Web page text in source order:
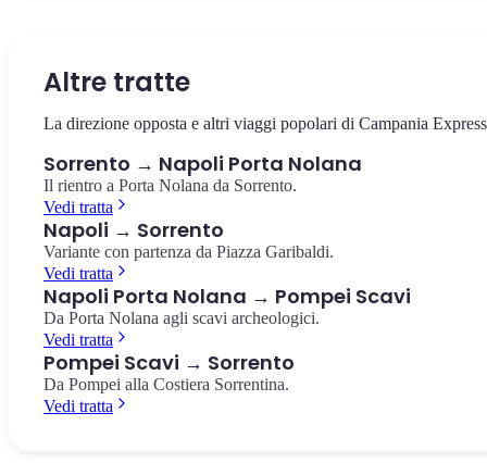
Altre tratte
La direzione opposta e altri viaggi popolari di Campania
Sorrento → Napoli Porta Nolana
Il rientro a Porta Nolana da Sorrento.
Vedi tratta
Napoli → Sorrento
Variante con partenza da Piazza Garibaldi.
Vedi tratta
Napoli Porta Nolana → Pompei Scavi
Da Porta Nolana agli scavi archeologici.
Vedi tratta
Pompei Scavi → Sorrento
Da Pompei alla Costiera Sorrentina.
Vedi tratta